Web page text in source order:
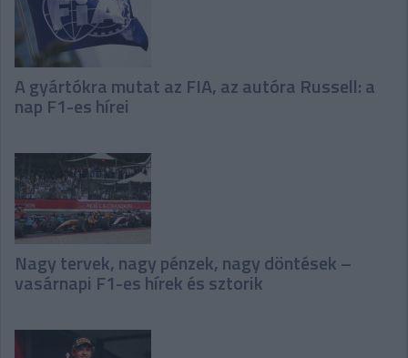
A gyártókra mutat az FIA, az autóra Russell: a
nap F1-es hírei
Nagy tervek, nagy pénzek, nagy döntések –
vasárnapi F1-es hírek és sztorik